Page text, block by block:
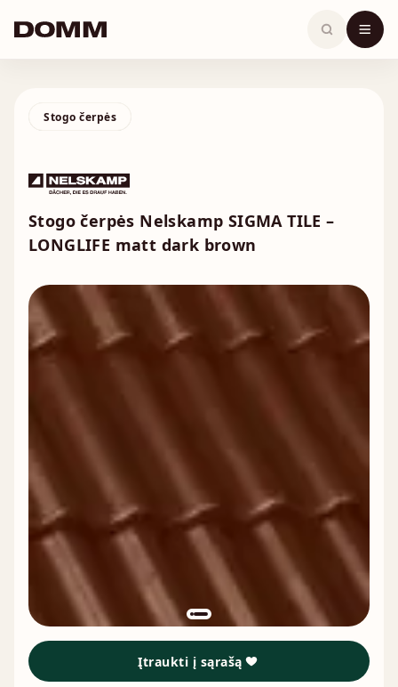
content
Stogo čerpės
Stogo čerpės Nelskamp SIGMA TILE –
LONGLIFE matt dark brown
Įtraukti į sąrašą